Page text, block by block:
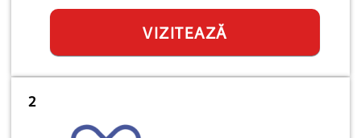
VIZITEAZĂ
2